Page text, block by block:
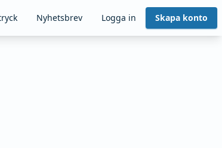
Nyhetsbrev Logga in Skapa konto